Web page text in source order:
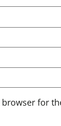
for